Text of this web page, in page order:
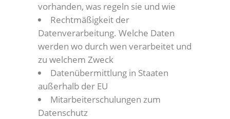
vorhanden, was regeln sie und wie
Rechtmäßigkeit der
Datenverarbeitung. Welche Daten
werden wo durch wen verarbeitet und
zu welchem Zweck
Datenübermittlung in Staaten
außerhalb der EU
Mitarbeiterschulungen zum
Datenschutz